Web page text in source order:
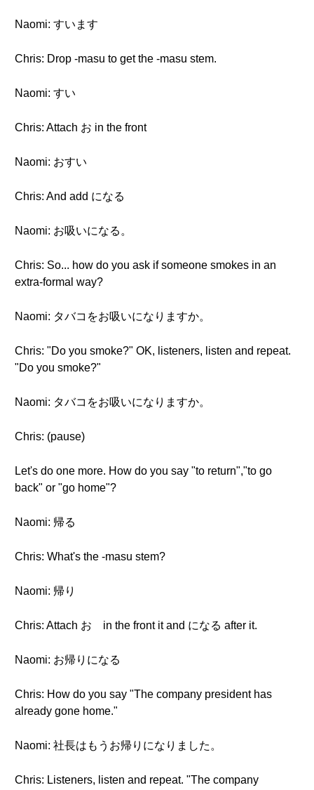
Naomi: すいます
Chris: Drop -masu to get the -masu stem.
Naomi: すい
Chris: Attach お in the front
Naomi: おすい
Chris: And add になる
Naomi: お吸いになる。
Chris: So... how do you ask if someone smokes in an
extra-formal way?
Naomi: タバコをお吸いになりますか。
Chris: "Do you smoke?" OK, listeners, listen and repeat.
"Do you smoke?"
Naomi: タバコをお吸いになりますか。
Chris: (pause)
Let's do one more. How do you say "to return","to go
back" or "go home"?
Naomi: 帰る
Chris: What's the -masu stem?
Naomi: 帰り
Chris: Attach お in the front it and になる after it.
Naomi: お帰りになる
Chris: How do you say "The company president has
already gone home."
Naomi: 社長はもうお帰りになりました。
Chris: Listeners, listen and repeat. "The company